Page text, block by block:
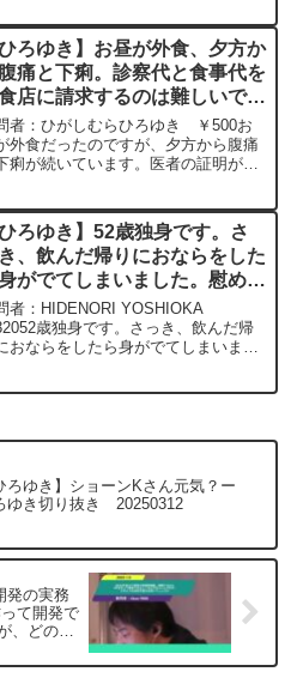
んの動画...
ひろゆき】お昼が外食、夕方か
痛と下痢。診察代と食事代を
店に請求するのは難しいです
？ー ひろゆき切り抜き
者：ひがしむらひろゆき ￥500お
外食だったのですが、夕方から腹痛
痢が続いています。医者の証明が必
すよね？唐揚と焼き肉だったのです
、冷たく感じましたが、...
ひろゆき】52歳独身です。さ
、飲んだ帰りにおならをした
がでてしまいました。慰めて
さい。ー ひろゆき切り抜
20240228
者：HIDENORI YOSHIOKA
歳独身です。さっき、飲んだ帰
おならをしたら身がでてしまいまし
れた質問について、一問一答形式に
みました。過去にこんな質問してる
hiroyuki-ziten.com/できるだけ、
の質問を今後も編集し、アップロー
ていきますので、使いやすいと感じ
けたら、いいね！やチャンネル登録
ろしくお願いします。
ろゆき】ショーンKさん元気？ー
ゆき切り抜き 20250312
発の実務
て開発で
、どのよ